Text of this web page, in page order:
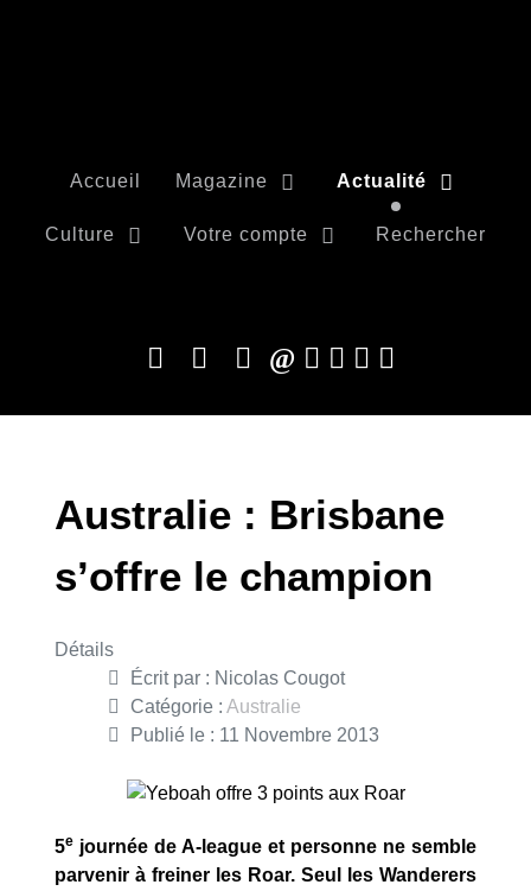
Accueil Magazine Actualité
Culture Votre compte Rechercher
Australie : Brisbane
s’offre le champion
Détails
Écrit par : Nicolas Cougot
Catégorie : Australie
Publié le : 11 Novembre 2013
5e journée de A-league et personne ne semble
parvenir à freiner les Roar. Seul les Wanderers